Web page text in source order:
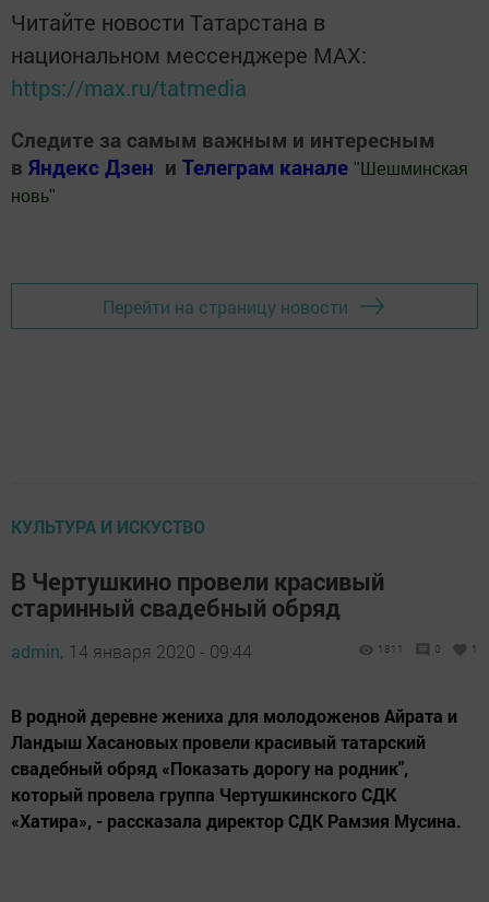
Читайте новости Татарстана в
национальном мессенджере MАХ:
https://max.ru/tatmedia
Следите за самым важным и интересным
в Яндекс Дзен и Телеграм канале " Шешминская
новь"
Перейти на страницу новости
КУЛЬТУРА И ИСКУСТВО
В Чертушкино провели красивый
старинный свадебный обряд
admin, 14 января 2020 - 09:44 1811 0 1
В родной деревне жениха для молодоженов Айрата и
Ландыш Хасановых провели красивый татарский
свадебный обряд «Показать дорогу на родник",
который провела группа Чертушкинского СДК
«Хатира», - рассказала директор СДК Рамзия Мусина.